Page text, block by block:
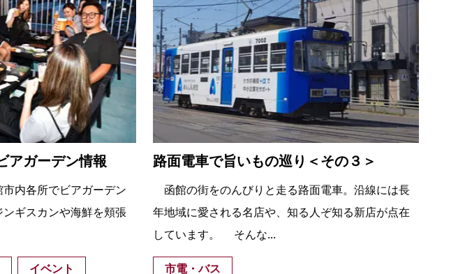
アガーデン情報
内各所でビアガーデン
ギスカンや海鮮を頬張
イベント
路面電車で旨いもの巡り＜その３＞
函館の街をのんびりと走る路面電車。沿線には長
年地域に愛される名店や、知る人ぞ知る新店が点在
しています。 そんな...
市電・バス